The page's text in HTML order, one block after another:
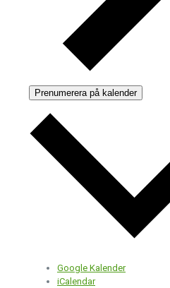
Prenumerera på kalender
Google Kalender
iCalendar